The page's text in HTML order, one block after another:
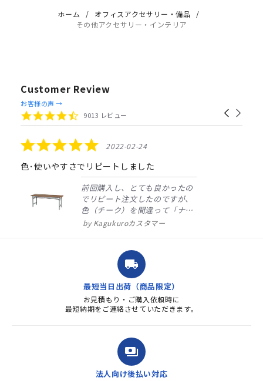
ホーム
オフィスアクセサリー・備品
その他アクセサリー・インテリア
Customer Review
Reviews
carousel
Carousel
arrows
4.4
star
9013 レビュー
お客様の声 →
5.0
star
rating
2022-02-24
色･使いやすさでリピートしました
前回購入し、とても良かったの
でリピート注文したのですが、
色（チーク）を間違って「ナチ
ュラル」としてしまいました。
ました。商品到着も早く、品
質・使いやすさで満足していま
す。また、リピートするときは
よろしくお...
Kagukuroカスタマー
local_shipping
最短当日出荷（商品限定）
お見積もり・ご購入依頼時に
最短納期をご連絡させていただきます。
payments
法人向け後払い対応